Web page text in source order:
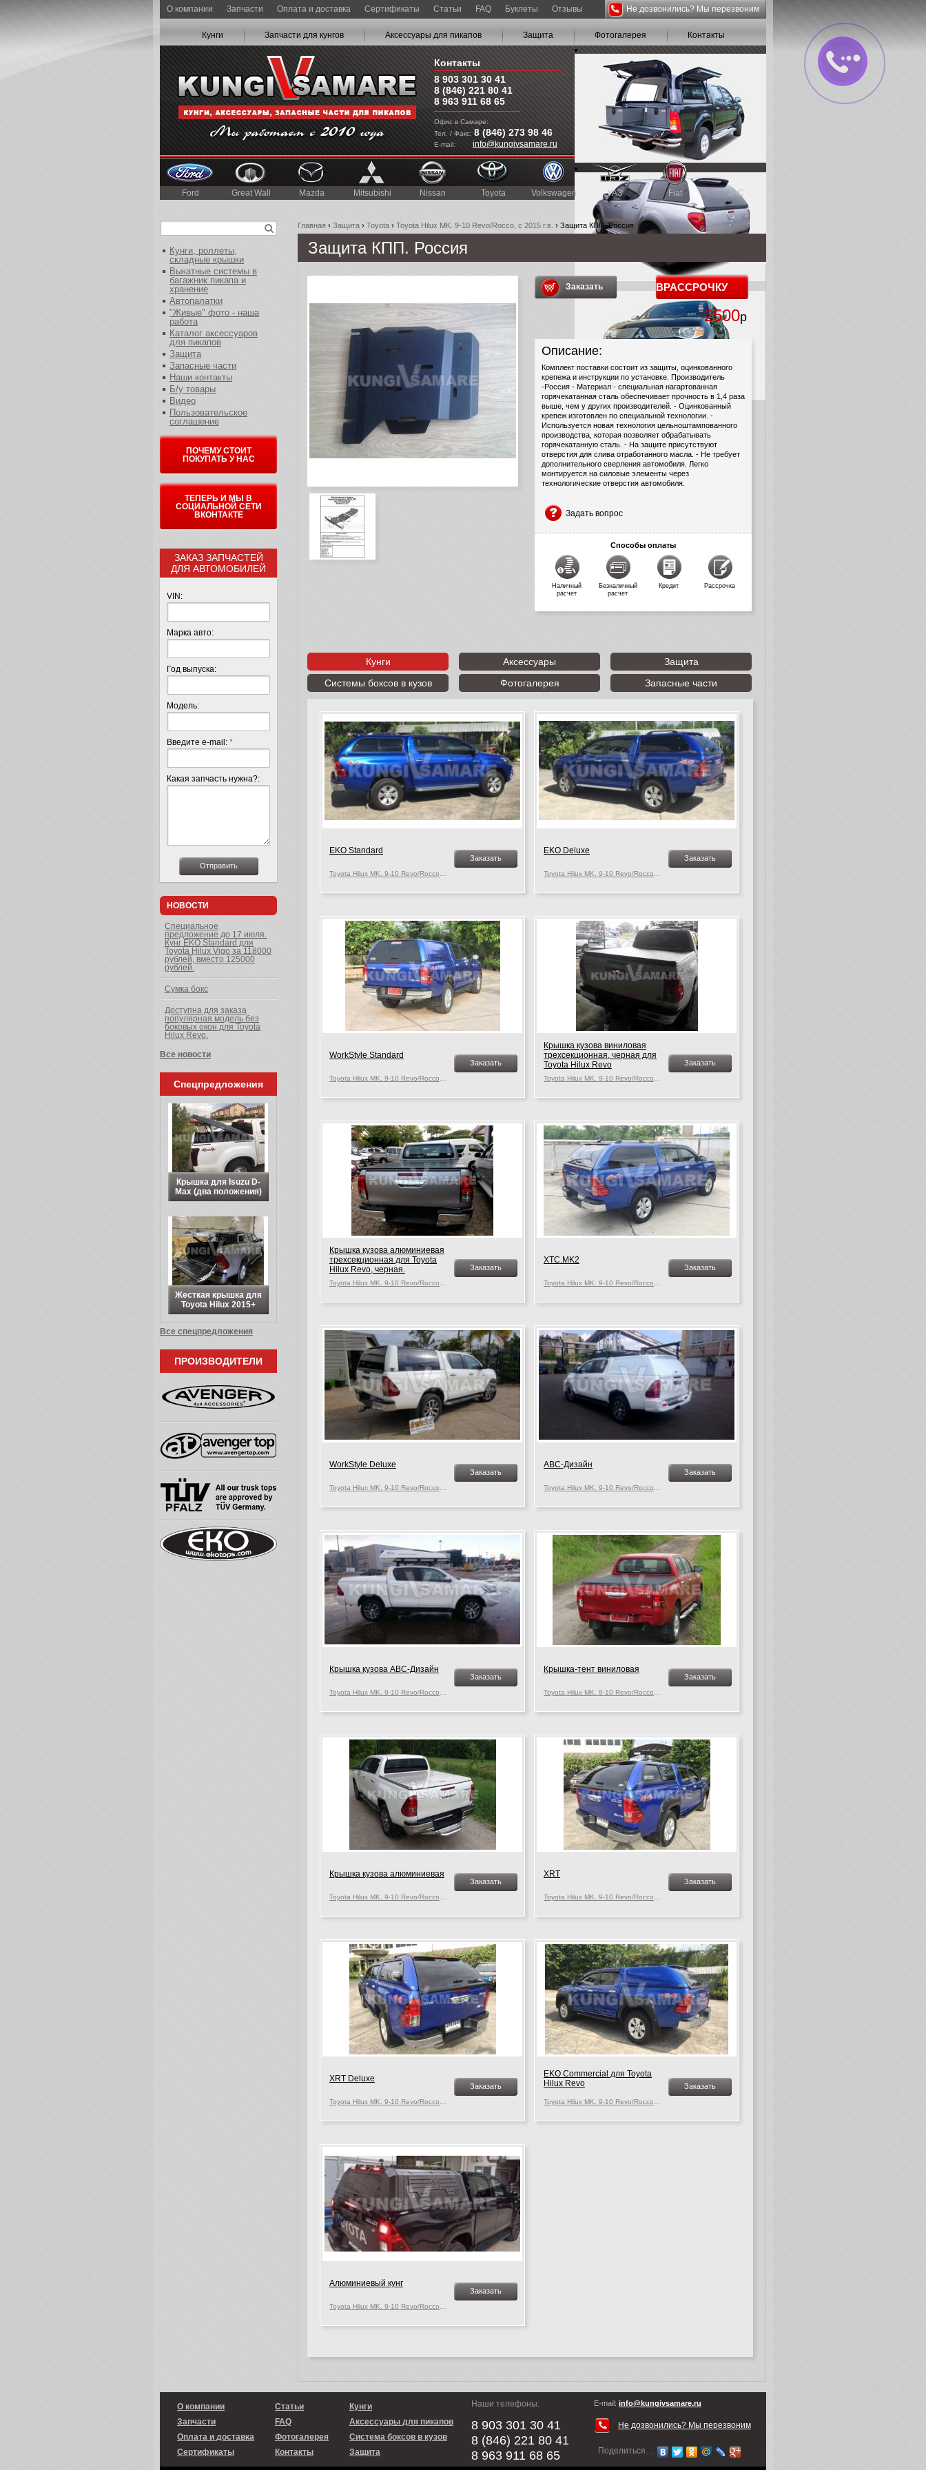
О компании Запчасти Оплата и доставка Сертификаты Статьи FAQ Буклеты Отзывы
Кунги Запчасти для кунгов Аксессуары для пикапов Защита Фотогалерея Контакты
Контакты
8 903 301 30 41
8 (846) 221 80 41
8 963 911 68 65
Офис в Самаре:
Тел. / Факс: 8 (846) 273 98 46
E-mail: info@kungivsamare.ru
Не дозвонились? Мы перезвоним
Ford Great Wall Mazda Mitsubishi Nissan Toyota Volkswagen УАЗ Fiat JAC
Главная › Защита › Toyota › Toyota Hilux MK. 9-10 Revo/Rocco, c 2015 г.в. › Защита КПП. Россия
Защита КПП. Россия
Заказать ВРАССРОЧКУ
2500р
Описание:
Комплект поставки состоит из защиты, оцинкованного
крепежа и инструкции по установке. Производитель
-Россия - Материал - специальная нагартованная
горячекатанная сталь обеспечивает прочность в 1,4 раза
выше, чем у других производителей. - Оцинкованный
крепеж изготовлен по специальной технологии. -
Используется новая технология цельноштампованного
производства, которая позволяет обрабатывать
горячекатанную сталь. - На защите присутствуют
отверстия для слива отработанного масла. - Не требует
дополнительного сверления автомобиля. Легко
монтируется на силовые элементы через
технологические отверстия автомобиля.
Задать вопрос
Способы оплаты
Наличный
расчет
Безналичный
расчет
Кредит Рассрочка
Кунги Аксессуары
Защита
Системы боксов в кузов
Фотогалерея Запасные части
EKO Standard
Заказать
EKO Deluxe
Заказать
WorkStyle Standard
Заказать
Крышка кузова виниловая
трехсекционная, черная для
Toyota Hilux Revo
Заказать
Крышка кузова алюминиевая
трехсекционная для Toyota
Hilux Revo, черная.
Заказать
XTC.MK2
Заказать
WorkStyle Deluxe
Заказать
АВС-Дизайн
Заказать
Крышка кузова АВС-Дизайн
Заказать
Крышка-тент виниловая
Заказать
Крышка кузова алюминиевая
Заказать
XRT
Заказать
XRT Deluxe
Заказать
EKO Commerсial для Toyota
Hilux Revo
Заказать
Алюминиевый кунг
Заказать
Кунги, роллеты,
складные крышки
Выкатные системы в
багажник пикапа и
хранение
Автопалатки
"Живые" фото - наша
работа
Каталог аксессуаров
для пикапов
Защита
Запасные части
Наши контакты
Б/у товары
Видео
Пользовательское
соглашение
ПОЧЕМУ СТОИТ
ПОКУПАТЬ У НАС
ТЕПЕРЬ И МЫ В
СОЦИАЛЬНОЙ СЕТИ
ВКОНТАКТЕ
ЗАКАЗ ЗАПЧАСТЕЙ
ДЛЯ АВТОМОБИЛЕЙ
VIN:
Марка авто:
Год выпуска:
Модель:
Введите e-mail: *
Какая запчасть нужна?:
НОВОСТИ
Специальное
предложение до 17 июля.
Кунг EKO Standard для
Toyota Hilux Vigo за 118000
рублей, вместо 125000
рублей.
Сумка бокс
Доступна для заказа
популярная модель без
боковых окон для Toyota
Hilux Revo.
Все новости
Спецпредложения
Крышка для Isuzu D-
Max (два положения)
Жесткая крышка для
Toyota Hilux 2015+
Все спецпредложения
ПРОИЗВОДИТЕЛИ
О компании
Запчасти
Оплата и доставка
Сертификаты
Статьи
FAQ
Фотогалерея
Контакты
Кунги
Аксессуары для пикапов
Система боксов в кузов
Защита
Наши телефоны:
8 903 301 30 41
8 (846) 221 80 41
8 963 911 68 65
E-mail: info@kungivsamare.ru
Не дозвонились? Мы перезвоним
Поделиться…